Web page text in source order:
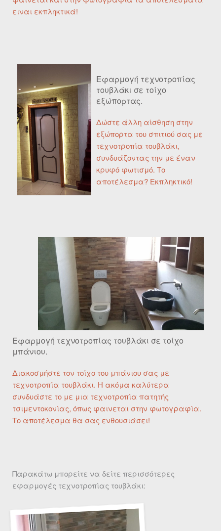
ειναι εκπληκτικά!
Εφαρμογή τεχνοτροπίας
τουβλάκι σε τοίχο
εξώπορτας.
Δώστε άλλη αίσθηση στην
εξώπορτα του σπιτιού σας με
τεχνοτροπία τουβλάκι,
συνδυάζοντας την με έναν
κρυφό φωτισμό. Το
αποτέλεσμα? Εκπληκτικό!
Εφαρμογή τεχνοτροπίας τουβλάκι σε τοίχο
μπάνιου.
Διακοσμήστε τον τοίχο του μπάνιου σας με
τεχνοτροπία τουβλάκι. Η ακόμα καλύτερα
συνδυάστε το με μια τεχνοτροπία πατητής
τσιμεντοκονίας, όπως φαινεται στην φωτογραφία.
Το αποτέλεσμα θα σας ενθουσιάσει!
Παρακάτω μπορείτε να δείτε περισσότερες
εφαρμογές τεχνοτροπίας τουβλάκι: